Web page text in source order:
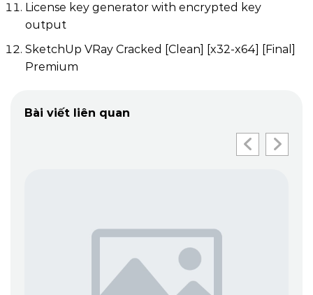
License key generator with encrypted key
output
SketchUp VRay Cracked [Clean] [x32-x64] [Final]
Premium
Bài viết liên quan